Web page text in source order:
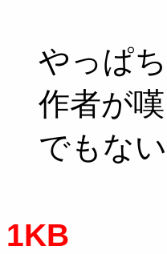
やっぱ
作者が
でもない
1KB